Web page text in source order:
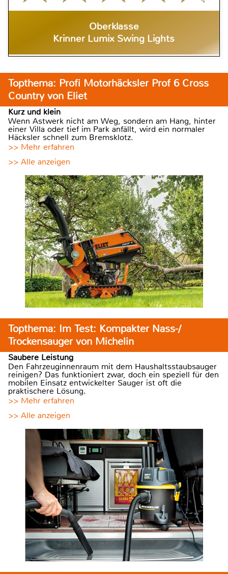
Oberklasse
Krinner Lumix Swing Lights
Topthema: Profi Motorhäcksler Prof 6 Cross
Country von Eliet
Kurz und klein
Wenn Astwerk nicht am Weg, sondern am Hang, hinter
einer Villa oder tief im Park anfällt, wird ein normaler
Häcksler schnell zum Bremsklotz.
>> Mehr erfahren
>> Alle anzeigen
Topthema: Im Test: Kompakter Nass-/
Trockensauger von Michelin
Saubere Leistung
Den Fahrzeuginnenraum mit dem Haushaltsstaubsauger
reinigen? Das funktioniert zwar, doch ein speziell für den
mobilen Einsatz entwickelter Sauger ist oft die
praktischere Lösung.
>> Mehr erfahren
>> Alle anzeigen